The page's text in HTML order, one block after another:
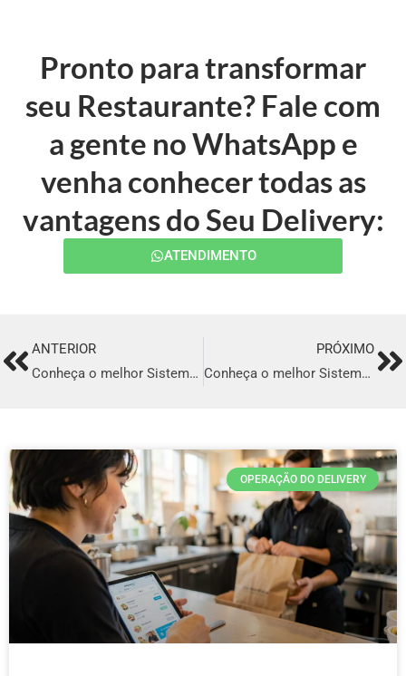
Pronto para transformar
seu Restaurante? Fale com
a gente no WhatsApp e
venha conhecer todas as
vantagens do Seu Delivery:
ATENDIMENTO
PrevANTERIOR
Conheça o melhor Sistema para Delivery em Parnaíba
PRÓXIMO
Conheça o melhor Sistema para Delivery em Itapetininga
OPERAÇÃO DO DELIVERY